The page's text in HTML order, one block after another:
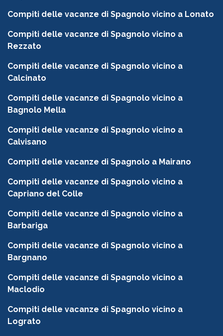
Compiti delle vacanze di Spagnolo vicino a Lonato
Compiti delle vacanze di Spagnolo vicino a
Rezzato
Compiti delle vacanze di Spagnolo vicino a
Calcinato
Compiti delle vacanze di Spagnolo vicino a
Bagnolo Mella
Compiti delle vacanze di Spagnolo vicino a
Calvisano
Compiti delle vacanze di Spagnolo a Mairano
Compiti delle vacanze di Spagnolo vicino a
Capriano del Colle
Compiti delle vacanze di Spagnolo vicino a
Barbariga
Compiti delle vacanze di Spagnolo vicino a
Bargnano
Compiti delle vacanze di Spagnolo vicino a
Maclodio
Compiti delle vacanze di Spagnolo vicino a
Lograto